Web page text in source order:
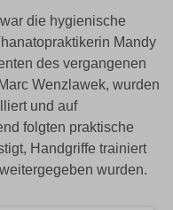
die hygienische
Mandy
des vergangenen
Wenzlawek, wurden
und auf
folgten praktische
Handgriffe trainiert
wurden.